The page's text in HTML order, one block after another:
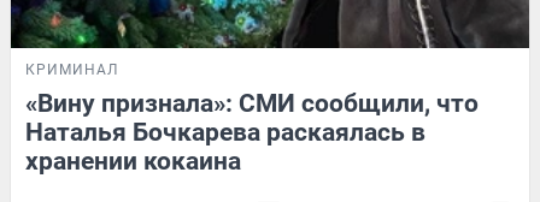
КРИМИНАЛ
«Вину признала»: СМИ сообщили, что
Наталья Бочкарева раскаялась в
хранении кокаина